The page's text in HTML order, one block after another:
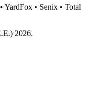
YardFox • Senix • Total
2026.